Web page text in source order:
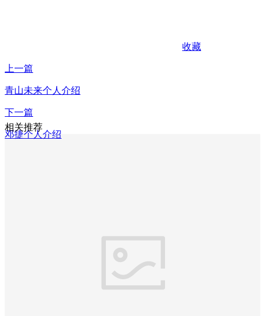
收藏
上一篇
青山未来个人介绍
下一篇
邓捷个人介绍
相关推荐